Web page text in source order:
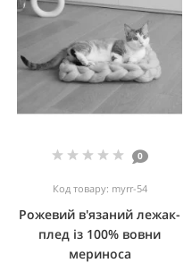
0
Код товару: myrr-54
Рожевий в'язаний лежак-
плед із 100% вовни
мериноса